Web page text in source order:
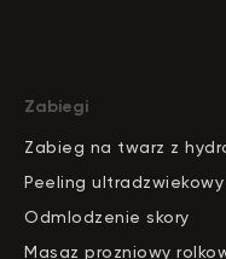
Zabiegi
Zabieg na twarz z
Peeling
Odmlodzenie skory
Masaz prozniowy